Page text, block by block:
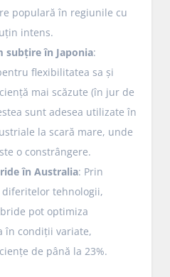
populară în regiunile cu
intens.
subțire în Japonia:
flexibilitatea sa și
mai scăzute (în jur de
sunt adesea utilizate în
la scară mare, unde
o constrângere.
în Australia: Prin
diferitelor tehnologii,
pot optimiza
în condiții variate,
de până la 23%.